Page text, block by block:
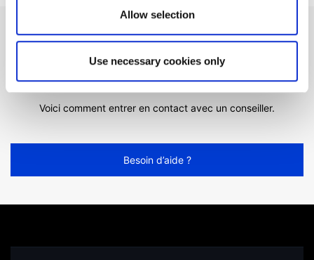
Allow selection
Use necessary cookies only
Vous ne trouvez pas ce que
vous cherchez ?
Voici comment entrer en contact avec un conseiller.
Besoin d’aide ?